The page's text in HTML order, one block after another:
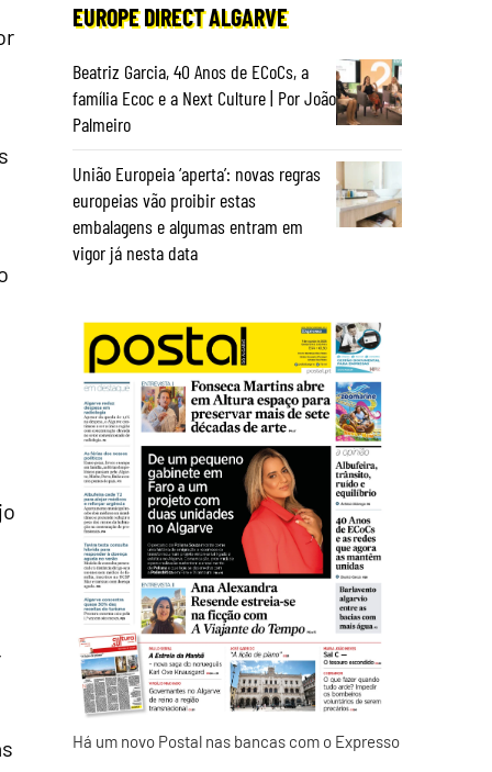
EUROPE DIRECT ALGARVE
Beatriz Garcia, 40 Anos de ECoCs, a
família Ecoc e a Next Culture | Por João
Palmeiro
União Europeia ‘aperta’: novas regras
europeias vão proibir estas
embalagens e algumas entram em
vigor já nesta data
Há um novo Postal nas bancas com o Expresso